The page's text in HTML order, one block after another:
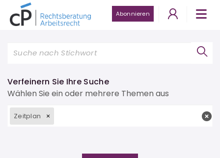
Abonnieren
Verfeinern Sie Ihre Suche
Wählen Sie ein oder mehrere Themen aus
Zeitplan